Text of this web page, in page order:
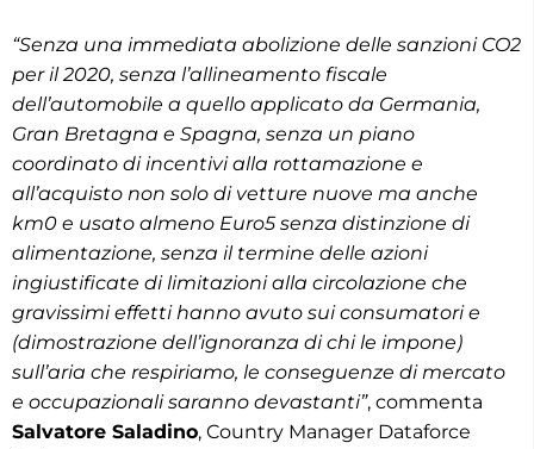
“Senza una immediata abolizione delle sanzioni CO2
per il 2020, senza l’allineamento fiscale
dell’automobile a quello applicato da Germania,
Gran Bretagna e Spagna, senza un piano
coordinato di incentivi alla rottamazione e
all’acquisto non solo di vetture nuove ma anche
km0 e usato almeno Euro5 senza distinzione di
alimentazione, senza il termine delle azioni
ingiustificate di limitazioni alla circolazione che
gravissimi effetti hanno avuto sui consumatori e
(dimostrazione dell’ignoranza di chi le impone)
sull’aria che respiriamo, le conseguenze di mercato
e occupazionali saranno devastanti”, commenta
Salvatore Saladino, Country Manager Dataforce